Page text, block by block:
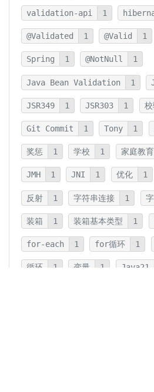
validation-api 1
@Validated 1 @Valid 1
Spring 1 @NotNull 1
Java Bean Validation 1
JSR349 1 JSR303 1
Git Commit 1 Tony 1
奖惩 1 学校 1 家庭教育
JMH 1 JNI 1 优化 1
反射 1 字符串连接 1
装箱 1 装箱基本类型 1
for-each 1 for循环 1
循环 1 变量 1 Java21